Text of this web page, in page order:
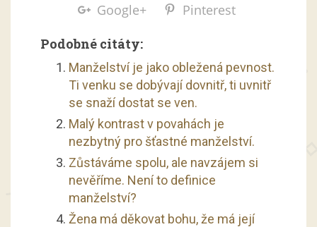
Google+
Pinterest
Podobné citáty:
Manželství je jako obležená pevnost.
Ti venku se dobývají dovnitř, ti uvnitř
se snaží dostat se ven.
Malý kontrast v povahách je
nezbytný pro šťastné manželství.
Zůstáváme spolu, ale navzájem si
nevěříme. Není to definice
manželství?
Žena má děkovat bohu, že má její